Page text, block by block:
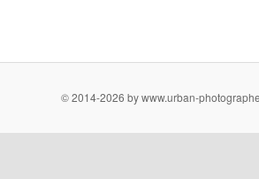
© 2014-2026 by www.urban-